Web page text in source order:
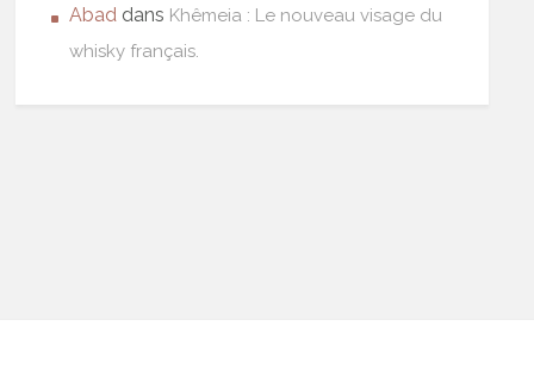
Abad dans Khêmeia : Le nouveau visage du
whisky français.